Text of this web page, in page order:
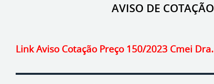
AVISO DE
Link Aviso Cotação Preço 150/2023 Cmei